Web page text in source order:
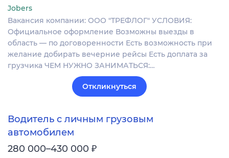
Jobers
Вакансия компании: ООО "ТРЕФЛОГ" УСЛОВИЯ:
Официальное оформление Возможны выезды в
область — по договоренности Есть возможность при
желание добирать вечерние рейсы Есть доплата за
грузчика ЧЕМ НУЖНО ЗАНИМАТЬСЯ:…
Откликнуться
Водитель с личным грузовым
автомобилем
280 000–430 000 ₽